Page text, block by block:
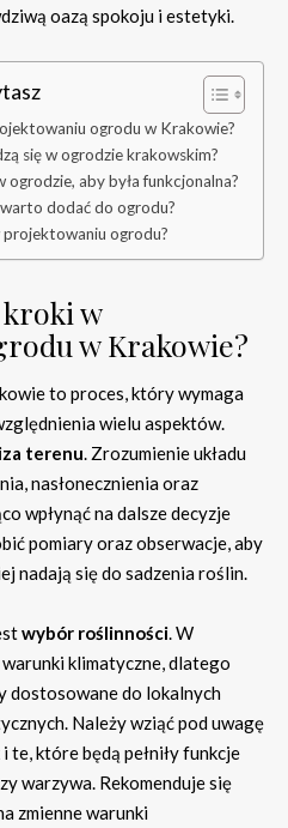
oazą spokoju i estetyki.
ogrodu w Krakowie?
się w ogrodzie krakowskim?
ogrodzie, aby była funkcjonalna?
dodać do ogrodu?
projektowaniu ogrodu?
kroki w
w Krakowie?
to proces, który wymaga
wielu aspektów.
terenu. Zrozumienie układu
nasłonecznienia oraz
wpłynąć na dalsze decyzje
pomiary oraz obserwacje, aby
nadają się do sadzenia roślin.
wybór roślinności. W
klimatyczne, dlatego
dostosowane do lokalnych
Należy wziąć pod uwagę
które będą pełniły funkcje
warzywa. Rekomenduje się
zmienne warunki